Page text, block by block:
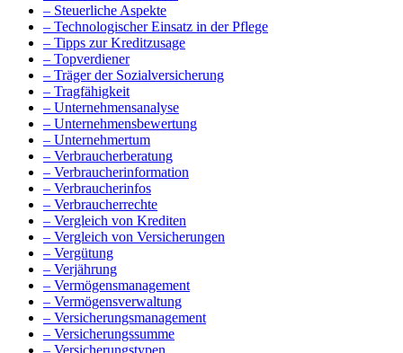
– Steuerliche Aspekte
– Technologischer Einsatz in der Pflege
– Tipps zur Kreditzusage
– Topverdiener
– Träger der Sozialversicherung
– Tragfähigkeit
– Unternehmensanalyse
– Unternehmensbewertung
– Unternehmertum
– Verbraucherberatung
– Verbraucherinformation
– Verbraucherinfos
– Verbraucherrechte
– Vergleich von Krediten
– Vergleich von Versicherungen
– Vergütung
– Verjährung
– Vermögensmanagement
– Vermögensverwaltung
– Versicherungsmanagement
– Versicherungssumme